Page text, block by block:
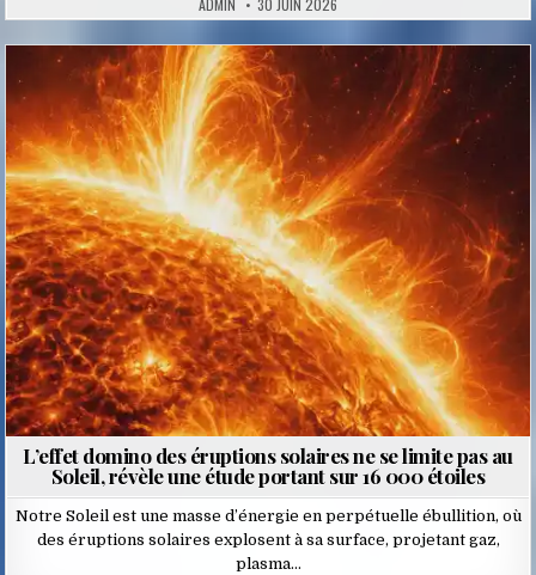
Posted
in
L’effet domino des éruptions solaires ne se limite pas au
Soleil, révèle une étude portant sur 16 000 étoiles
Notre Soleil est une masse d’énergie en perpétuelle ébullition, où
des éruptions solaires explosent à sa surface, projetant gaz,
plasma…